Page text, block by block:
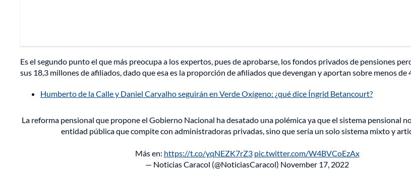
Es el segundo punto el que más preocupa a los expertos, pues de aprobarse, los fondos privados de pensiones
sus 18,3 millones de afiliados, dado que esa es la proporción de afiliados que devengan y aportan sobre menos de
Humberto de la Calle y Daniel Carvalho seguirán en Verde Oxígeno: ¿qué dice Íngrid Betancourt?
La reforma pensional que propone el Gobierno Nacional ha desatado una polémica ya que el sistema pensional
entidad pública que compite con administradoras privadas, sino que sería un solo sistema mixto y
Más en: https://t.co/yqNEZK7rZ3 pic.twitter.com/W4BVCoEzAx
— Noticias Caracol (@NoticiasCaracol) November 17, 2022